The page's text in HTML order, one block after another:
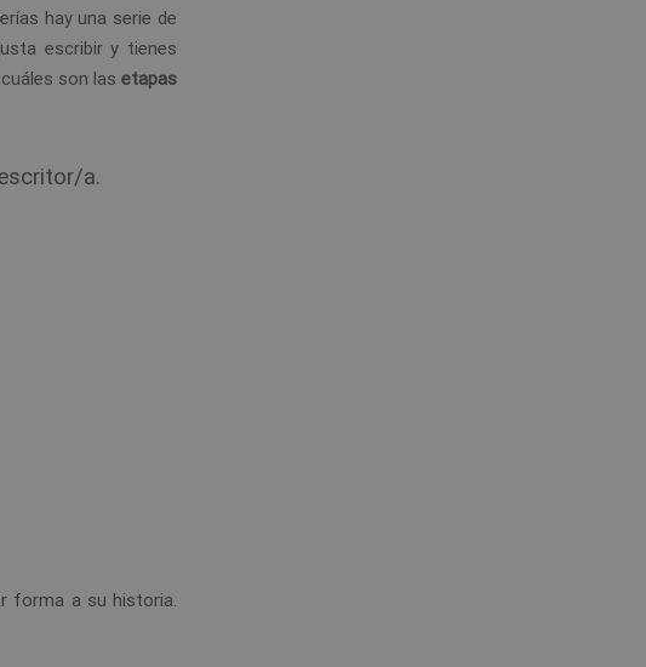
hay una serie de
escribir y tienes
son las etapas
a.
forma a su historia.